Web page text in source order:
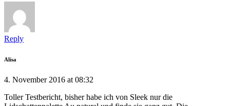
Reply
Alisa
4. November 2016 at 08:32
Toller Testbericht, bisher habe ich von Sleek nur die